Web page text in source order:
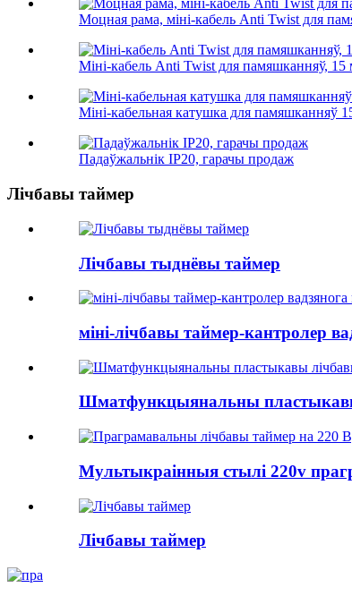
Моцная рама, міні-кабель Anti Twist для
Міні-кабель Anti Twist для памяшканняў, 15
Міні-кабельная катушка для памяшканняў
Падаўжальнік IP20, гарачы продаж
Лічбавы таймер
Лічбавы тыднёвы таймер
міні-лічбавы таймер-кантролер
Шматфункцыянальны
Мультыкраінныя стылі 220v
Лічбавы таймер